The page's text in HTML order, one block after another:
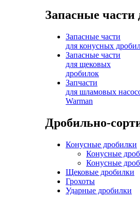
Запасные части
Запасные части
для конусных
Запасные части
для щековых
дробилок
Запчасти
для шламовых
Warman
Дробильно-
Конусные дробилки
Конусные
Конусные
Щековые дробилки
Грохоты
Ударные дробилки